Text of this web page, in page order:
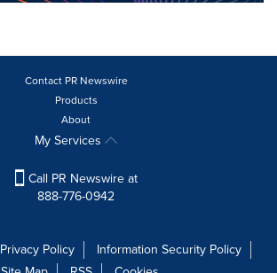
Contact PR Newswire
Products
About
My Services
Call PR Newswire at
888-776-0942
Privacy Policy
Information Security Policy